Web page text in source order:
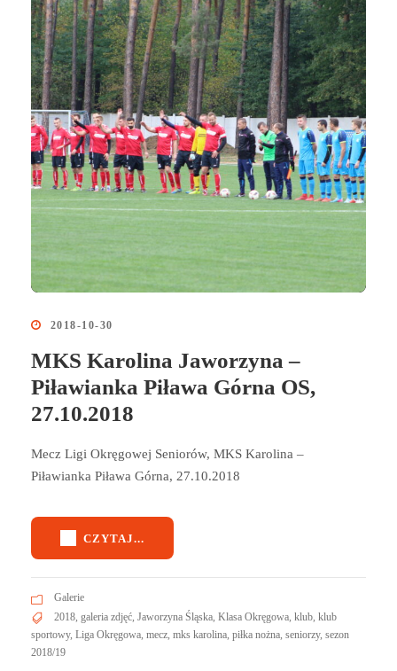
2018-10-30
MKS Karolina Jaworzyna –
Piławianka Piława Górna OS,
27.10.2018
Mecz Ligi Okręgowej Seniorów, MKS Karolina –
Piławianka Piława Górna, 27.10.2018
CZYTAJ...
Galerie
2018, galeria zdjęć, Jaworzyna Śląska, Klasa Okręgowa, klub, klub
sportowy, Liga Okręgowa, mecz, mks karolina, piłka nożna, seniorzy, sezon
2018/19